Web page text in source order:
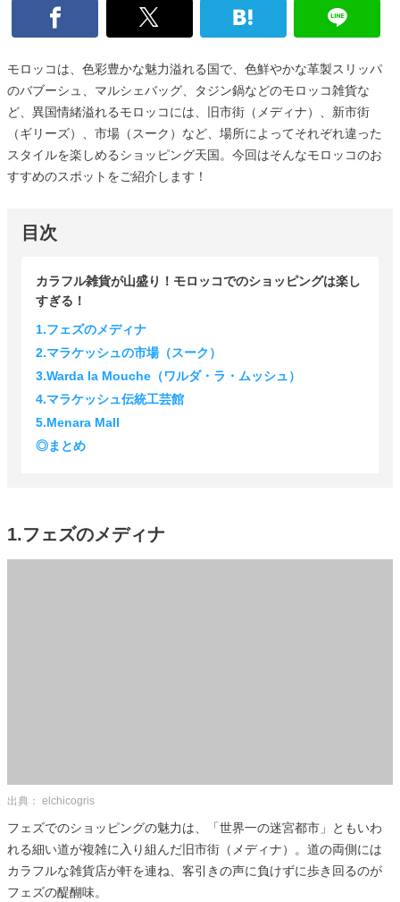
モロッコは、色彩豊かな魅力溢れる国で、色鮮やかな革製スリッパ
のバブーシュ、マルシェバッグ、タジン鍋などのモロッコ雑貨な
ど、異国情緒溢れるモロッコには、旧市街（メディナ）、新市街
（ギリーズ）、市場（スーク）など、場所によってそれぞれ違った
スタイルを楽しめるショッピング天国。今回はそんなモロッコのお
すすめのスポットをご紹介します！
目次
カラフル雑貨が山盛り！モロッコでのショッピングは楽し
すぎる！
1.フェズのメディナ
2.マラケッシュの市場（スーク）
3.Warda la Mouche（ワルダ・ラ・ムッシュ）
4.マラケッシュ伝統工芸館
5.Menara Mall
◎まとめ
1.フェズのメディナ
出典： elchicogris
フェズでのショッピングの魅力は、「世界一の迷宮都市」ともいわ
れる細い道が複雑に入り組んだ旧市街（メディナ）。道の両側には
カラフルな雑貨店が軒を連ね、客引きの声に負けずに歩き回るのが
フェズの醍醐味。